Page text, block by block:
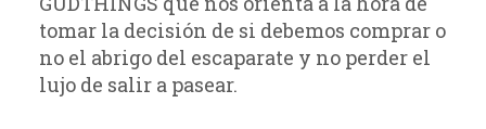
tomar la decisión de si debemos comprar o
no el abrigo del escaparate y no perder el
lujo de salir a pasear.